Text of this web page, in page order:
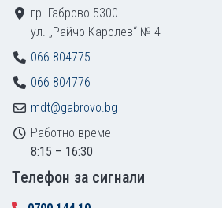
гр. Габрово 5300
ул. „Райчо Каролев“ № 4
066 804775
066 804776
mdt@gabrovo.bg
Работно време
8:15 – 16:30
Tелефон за сигнали